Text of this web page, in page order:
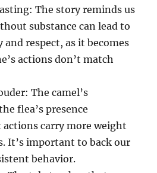
The story reminds us
substance can lead to
respect, as it becomes
actions don’t match
The camel’s
flea’s presence
actions carry more weight
It’s important to back our
behavior.